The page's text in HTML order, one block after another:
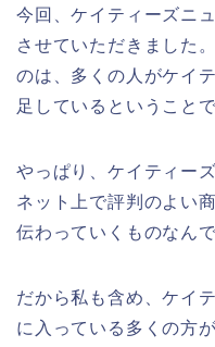
今回、ケイティーズニ
させていただきました
のは、多くの人がケイ
足しているということ
やっぱり、ケイティー
ネット上で評判のよい
伝わっていくものなん
だから私も含め、ケイ
に入っている多くの方